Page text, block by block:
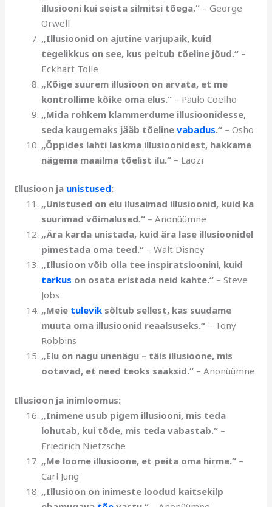
illusiooni kui seista silmitsi tõega.“ – George
Orwell
„Illusioonid on ajutine varjupaik, kuid
tegelikkus on see, kus peitub tõeline jõud.“ –
Eckhart Tolle
„Kõige suurem illusioon on arvata, et me
kontrollime kõike oma elus.“ – Paulo Coelho
„Mida rohkem klammerdume illusioonidesse,
seda kaugemaks jääb tõelinevabadus.“ – Osho
„Õppides lahti laskma illusioonidest, hakkame
nägema maailma tõelist ilu.“ – Laozi
Illusioon ja unistused:
„Unistused on elu ilusaimad illusioonid, kuid ka
suurimad võimalused.“ – Anonüümne
„Ära karda unistada, kuid ära lase illusioonidel
pimestada oma teed.“ – Walt Disney
„Illusioon võib olla tee inspiratsioonini, kuid
tarkus on osata eristada neid kahte.“ – Steve
Jobs
„Meie tulevik sõltub sellest, kas suudame
muuta oma illusioonid reaalsuseks.“ – Tony
Robbins
„Elu on nagu unenägu – täis illusioone, mis
ootavad, et need teoks saaksid.“ – Anonüümne
Illusioon ja inimloomus:
„Inimene usub pigem illusiooni, mis teda
lohutab, kui tõde, mis teda vabastab.“ –
Friedrich Nietzsche
„Me loome illusioone, et peita oma hirme.“ –
Carl Jung
„Illusioon on inimeste loodud kaitsekilp